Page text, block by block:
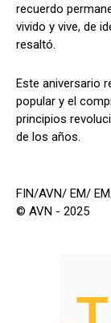
recuerdo
vivido y vive, de
resaltó.
Este aniversario
popular y el
principios
de los años.
FIN/AVN/ EM/
© AVN - 2025